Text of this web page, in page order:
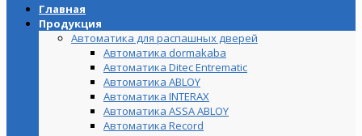
Главная
Продукция
Автоматика для распашных дверей
Автоматика dormakaba
Автоматика Ditec Entrematic
Автоматика ABLOY
Автоматика INTERAX
Автоматика ASSA ABLOY
Автоматика Record